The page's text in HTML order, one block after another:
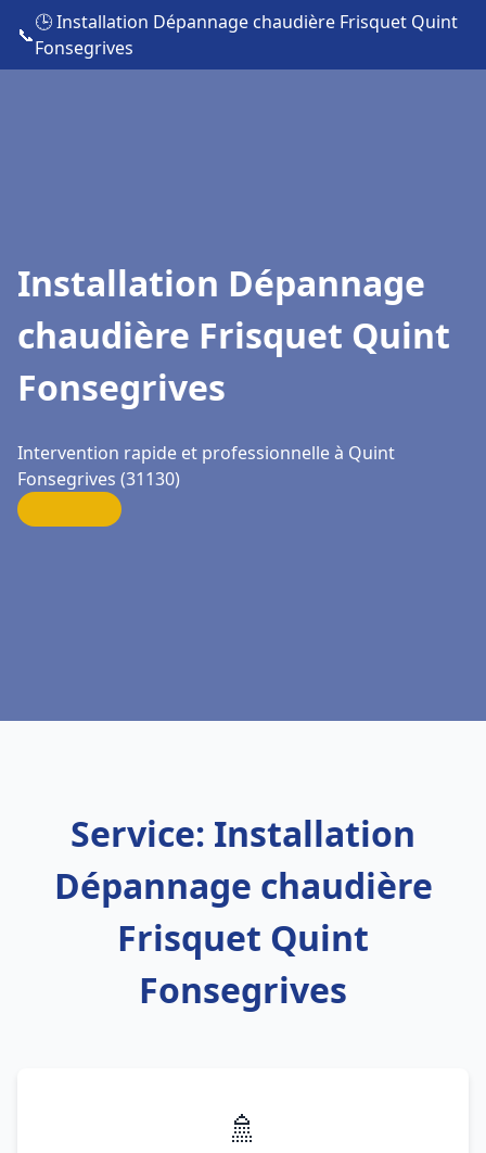
📞
🕒 Installation Dépannage chaudière Frisquet Quint
Fonsegrives
Installation Dépannage
chaudière Frisquet Quint
Fonsegrives
Intervention rapide et professionnelle à Quint
Fonsegrives (31130)
Service: Installation
Dépannage chaudière
Frisquet Quint
Fonsegrives
🚿